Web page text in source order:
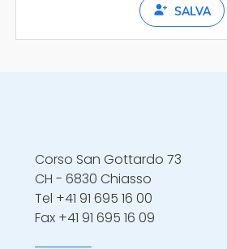
SALVA
Corso San Gottardo 73
CH - 6830 Chiasso
Tel +41 91 695 16 00
Fax +41 91 695 16 09